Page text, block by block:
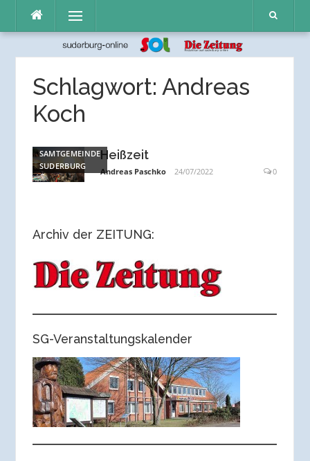
Inhalt
Menü
Schlagwort: Andreas
Koch
SAMTGEMEINDE
SUDERBURG
Heißzeit
Andreas Paschko 24/07/2022 0
Archiv der ZEITUNG:
SG-Veranstaltungskalender